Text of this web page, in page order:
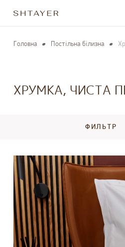
Головна Постільна білизна
ХРУМКА, ЧИСТА
ФИЛЬТР